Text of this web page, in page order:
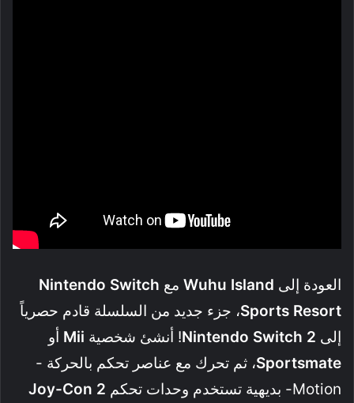
العودة إلى Wuhu Island مع Nintendo Switch
Sports Resort، جزء جديد من السلسلة قادم حصرياً
إلى Nintendo Switch 2! أنشئ شخصية Mii أو
Sportsmate، ثم تحرك مع عناصر تحكم بالحركة -
Motion- بديهية تستخدم وحدات تحكم
Joy-Con 2